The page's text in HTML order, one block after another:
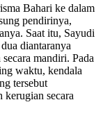
Bahari ke dalam
pendirinya,
Saat itu, Sayudi
diantaranya
mandiri. Pada
waktu, kendala
tersebut
kerugian secara